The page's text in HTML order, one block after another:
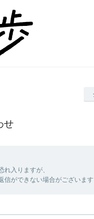
せ
入りますが、
ができない場合がございます